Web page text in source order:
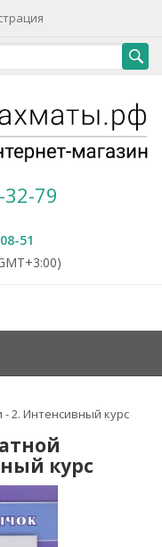
79
51
2. Интенсивный курс
курс